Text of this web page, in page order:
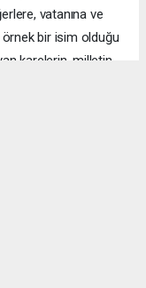
vatanına ve
örnek bir isim olduğu
karelerin, milletin